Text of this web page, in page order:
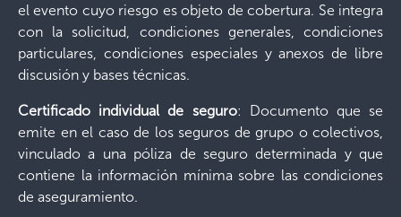
el evento cuyo riesgo es objeto de cobertura. Se integra
con la solicitud, condiciones generales, condiciones
particulares, condiciones especiales y anexos de libre
discusión y bases técnicas.
Certificado individual de seguro: Documento que se
emite en el caso de los seguros de grupo o colectivos,
vinculado a una póliza de seguro determinada y que
contiene la información mínima sobre las condiciones
de aseguramiento.